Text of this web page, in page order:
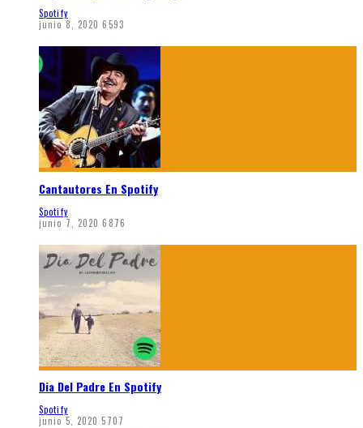
Spotify
junio 8, 2020 6593
Cantautores En Spotify
Spotify
junio 7, 2020 6876
Dia Del Padre En Spotify
Spotify
junio 5, 2020 5707